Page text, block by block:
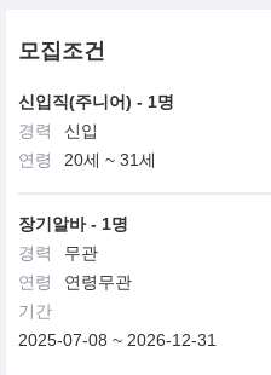
모집조건
신입직(주니어) - 1명
경력
신입
연령
20세 ~ 31세
장기알바 - 1명
경력
무관
연령
연령무관
기간
2025-07-08 ~ 2026-12-31